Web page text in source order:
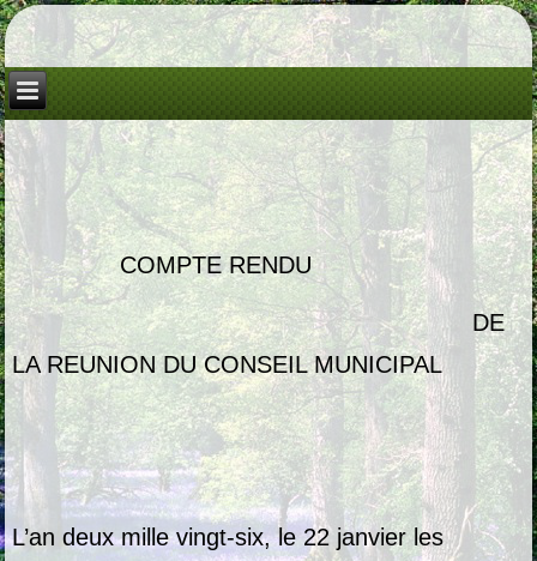
COMPTE RENDU
DE
LA REUNION DU CONSEIL MUNICIPAL
L’an deux mille vingt-six, le 22 janvier les